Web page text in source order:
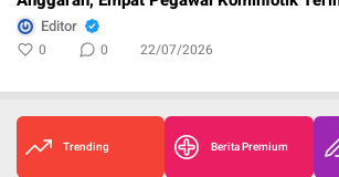
Penghargaan
Editor
0 0 22/07/2026
Trending Berita Premium